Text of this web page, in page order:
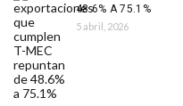
48.6% A 75.1%
5 abril, 2026